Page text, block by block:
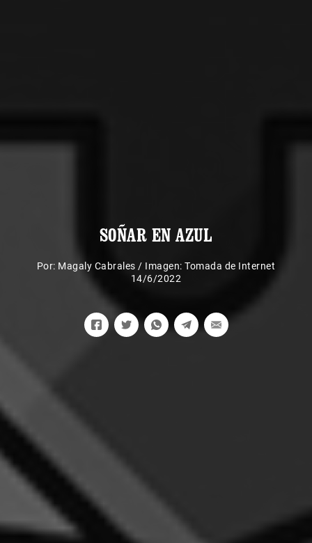
SOÑAR EN AZUL
Por: Magaly Cabrales / Imagen: Tomada de Internet
14/6/2022